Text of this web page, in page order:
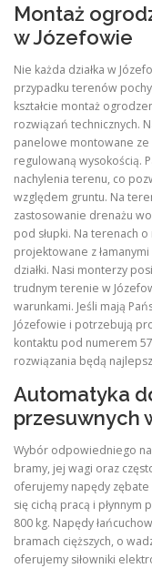
Montaż
w Józefowie
Nie każda działka w
przypadku terenów
kształcie montaż
rozwiązań technicznych.
panelowe montowane
regulowaną wysokością.
nachylenia terenu, co
względem gruntu. Na
zastosowanie drenażu
pod słupki. Na terenach
projektowane z
działki. Nasi monterzy
trudnym terenie w
warunkami. Jeśli mają
Józefowie i potrzebują
kontaktu pod numerem
rozwiązania będą
Automatyka
przesuwnych
Wybór odpowiedniego
bramy, jej wagi oraz
oferujemy napędy zębate
się cichą pracą i
800 kg. Napędy
bramach cięższych, o
oferujemy siłowniki